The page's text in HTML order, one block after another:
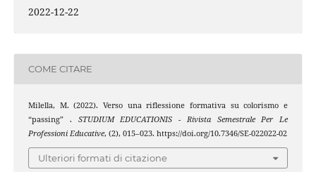
2022-12-22
COME CITARE
Milella, M. (2022). Verso una riflessione formativa su colorismo e
“passing” . STUDIUM EDUCATIONIS - Rivista Semestrale Per Le
Professioni Educative, (2), 015–023. https://doi.org/10.7346/SE-022022-02
Ulteriori formati di citazione